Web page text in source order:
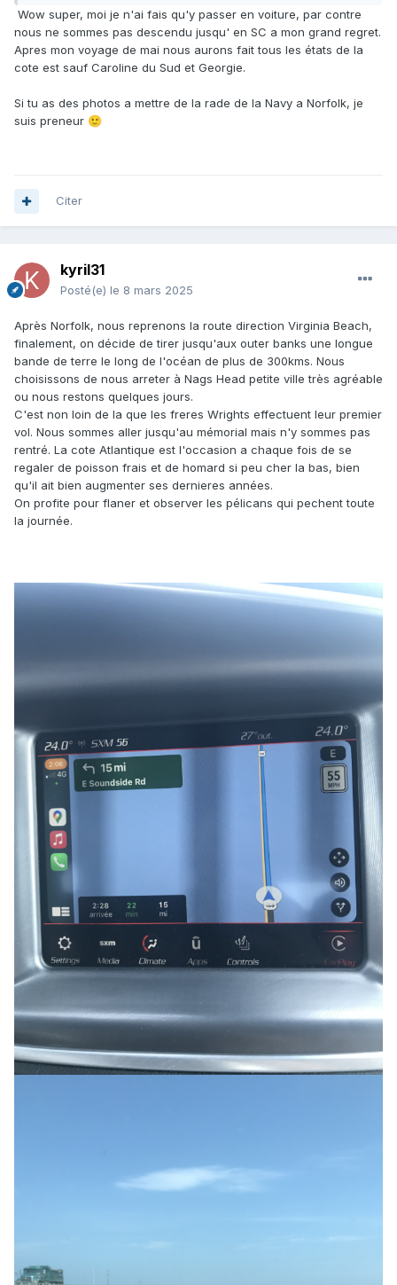
Wow super, moi je n'ai fais qu'y passer en voiture, par contre
nous ne sommes pas descendu jusqu' en SC a mon grand regret.
Apres mon voyage de mai nous aurons fait tous les états de la
cote est sauf Caroline du Sud et Georgie.
Si tu as des photos a mettre de la rade de la Navy a Norfolk, je
suis preneur 🙂
Citer
kyril31
Posté(e) le 8 mars 2025
Après Norfolk, nous reprenons la route direction Virginia Beach,
finalement, on décide de tirer jusqu'aux outer banks une longue
bande de terre le long de l'océan de plus de 300kms. Nous
choisissons de nous arreter à Nags Head petite ville très agréable
ou nous restons quelques jours.
C'est non loin de la que les freres Wrights effectuent leur premier
vol. Nous sommes aller jusqu'au mémorial mais n'y sommes pas
rentré. La cote Atlantique est l'occasion a chaque fois de se
regaler de poisson frais et de homard si peu cher la bas, bien
qu'il ait bien augmenter ses dernieres années.
On profite pour flaner et observer les pélicans qui pechent toute
la journée.